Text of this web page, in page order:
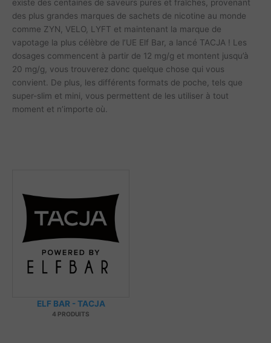
existe des centaines de saveurs pures et fraîches, provenant
des plus grandes marques de sachets de nicotine au monde
comme ZYN, VELO, LYFT et maintenant la marque de
vapotage la plus célèbre de l’UE Elf Bar, a lancé TACJA ! Les
dosages commencent à partir de 12 mg/g et montent jusqu’à
20 mg/g, vous trouverez donc quelque chose qui vous
convient. De plus, les différents formats de poche, tels que
super-slim et mini, vous permettent de les utiliser à tout
moment et n’importe où.
ELF BAR - TACJA
4 PRODUITS